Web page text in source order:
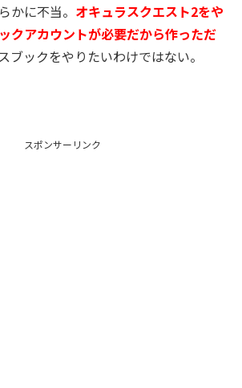
かに不当。 オキュラスクエスト2をや
クアカウントが必要だから作っただ
ブックをやりたいわけではない。
スポンサーリンク